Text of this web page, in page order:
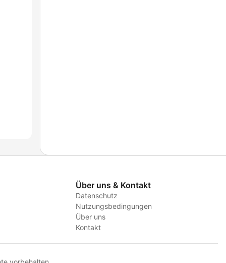
Über uns & Kontakt
Datenschutz
Nutzungsbedingungen
Über uns
Kontakt